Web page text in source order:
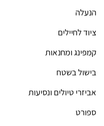
הנעלה
ציוד לחיילים
קמפינג ומחנאות
בישול בשטח
אביזרי טיולים ונסיעות
ספורט